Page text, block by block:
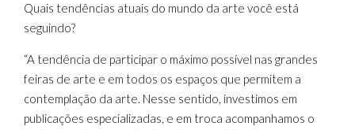
Quais tendências atuais do mundo da arte você está
seguindo?
“A tendência de participar o máximo possível nas grandes
feiras de arte e em todos os espaços que permitem a
contemplação da arte. Nesse sentido, investimos em
publicações especializadas, e em troca acompanhamos o